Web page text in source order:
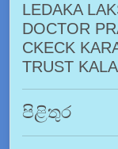
LEDAKA
DOCTOR
CKECK
TRUST
පිළිතුර